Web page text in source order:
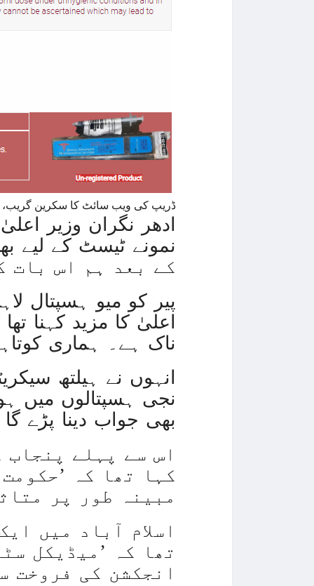
ڈریپ کی ویب سائٹ کا سکرین گریب،
ادھر نگران وزیر
کے بعد ہم اس بات
پیر کو میو ہسپتال
اعلیٰ کا مزید کہنا
ناک ہے۔ ہماری
انہوں نے ہیلتھ
نجی ہسپتالوں میں
بھی جواب دینا پڑے
اس سے پہلے
کہا تھا کہ
مبینہ طور پر
اسلام آباد میں
تھا کہ ’میڈیکل
انجکشن کی فروخت